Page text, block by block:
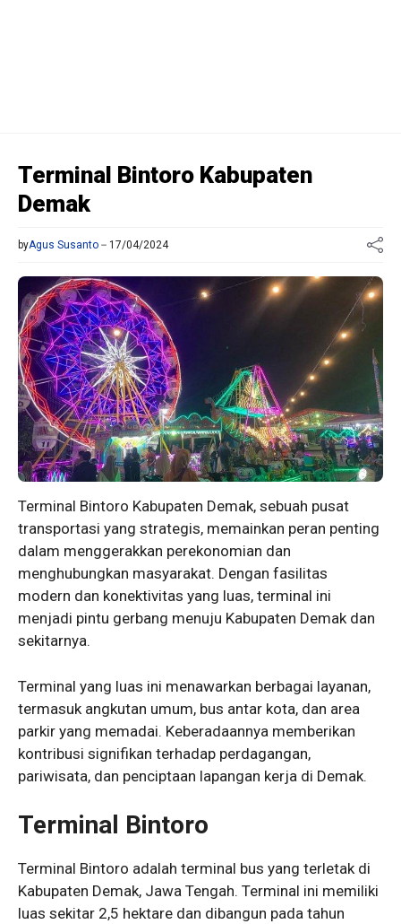
Terminal Bintoro Kabupaten
Demak
byAgus Susanto 17/04/2024
Terminal Bintoro Kabupaten Demak, sebuah pusat
transportasi yang strategis, memainkan peran penting
dalam menggerakkan perekonomian dan
menghubungkan masyarakat. Dengan fasilitas
modern dan konektivitas yang luas, terminal ini
menjadi pintu gerbang menuju Kabupaten Demak dan
sekitarnya.
Terminal yang luas ini menawarkan berbagai layanan,
termasuk angkutan umum, bus antar kota, dan area
parkir yang memadai. Keberadaannya memberikan
kontribusi signifikan terhadap perdagangan,
pariwisata, dan penciptaan lapangan kerja di Demak.
Terminal Bintoro
Terminal Bintoro adalah terminal bus yang terletak di
Kabupaten Demak, Jawa Tengah. Terminal ini memiliki
luas sekitar 2,5 hektare dan dibangun pada tahun